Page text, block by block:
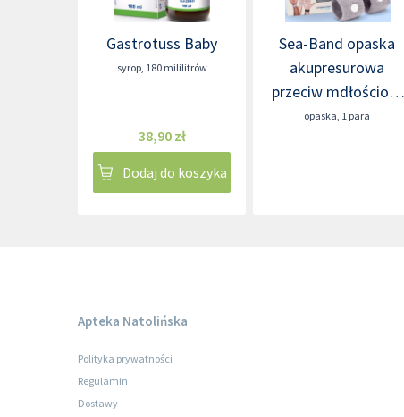
Gastrotuss Baby
syrop, 180 mililitrów
38,90 zł
Dodaj do koszyka
Sea-Band opaska
akupresurowa
przeciw mdłościom
dla dorosłych
opaska 1 para
Apteka Natolińska
Polityka prywatności
Regulamin
Dostawy